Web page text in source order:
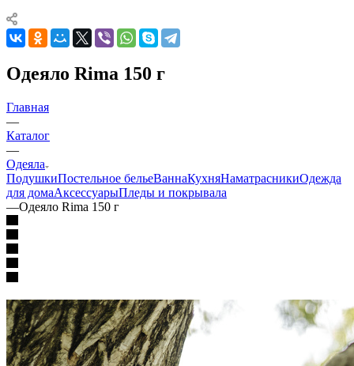
Одеяло Rima 150 г
Главная
—
Каталог
—
Одеяла
ПодушкиПостельное бельеВаннаКухняНаматрасникиОдежда
для домаАксессуарыПледы и покрывала
—Одеяло Rima 150 г